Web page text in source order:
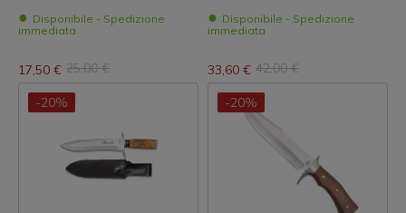
Disponibile - Spedizione
immediata
17,50 € 25,00 €
Disponibile - Spedizione
immediata
33,60 € 42,00 €
-20% -20%